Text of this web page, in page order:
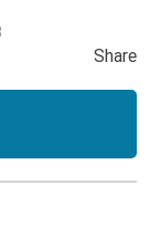
Share